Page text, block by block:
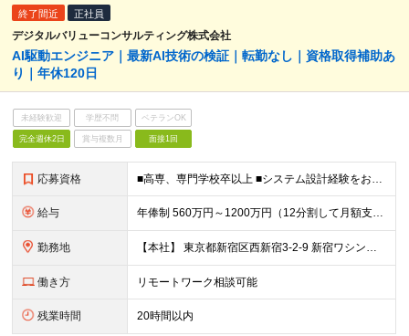
終了間近 正社員
デジタルバリューコンサルティング株式会社
AI駆動エンジニア｜最新AI技術の検証｜転勤なし｜資格取得補助あ
り｜年休120日
未経験歓迎 学歴不問 ベテランOK
完全週休2日 賞与複数月 面接1回
応募資格 ■高専、専門学校卒以上 ■システム設計経験をお持ちの方 ┗業務システム・Webシステムの基本設計〜詳細設計の実務経験（4年以上目安） ┗顧客向け設計書・運用手順書、社内向け検証レポートなど、 対象に
給与 年俸制 560万円～1200万円（12分割して月額支給） ※経験やスキルを考慮して決定します。 ※年額（基本給）：4,606,188円～ ※その他固定手当/月：5,000円 ※固定残業手当/月：82
勤務地 【本社】 東京都新宿区西新宿3-2-9 新宿ワシントンホテルビル本館2F または 東京都千代田区神田錦町2-2-1 KANDA SQUARE 11F Wework または 都内近郊のクライアン
働き方 リモートワーク相談可能
残業時間 20時間以内